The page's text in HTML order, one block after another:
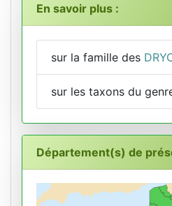
En savoir plus :
sur la famille des
sur les taxons du
Département(s) de